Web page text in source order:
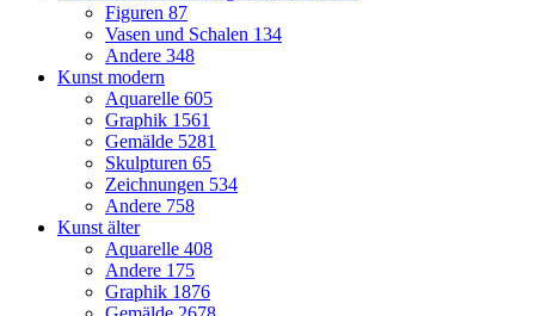
Figuren 87
Vasen und Schalen 134
Andere 348
Kunst modern
Aquarelle 605
Graphik 1561
Gemälde 5281
Skulpturen 65
Zeichnungen 534
Andere 758
Kunst älter
Aquarelle 408
Andere 175
Graphik 1876